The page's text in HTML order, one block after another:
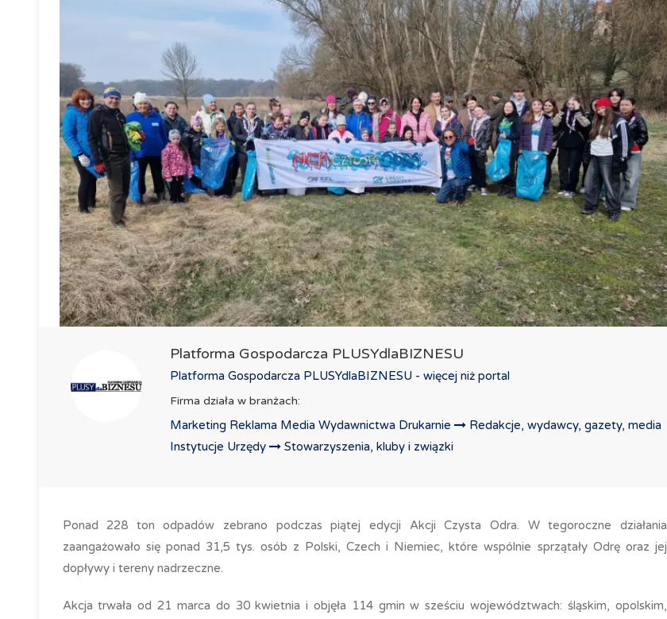
Platforma Gospodarcza PLUSYdlaBIZNESU
Platforma Gospodarcza PLUSYdlaBIZNESU - więcej niż portal
Firma działa w branżach:
Marketing Reklama Media Wydawnictwa Drukarnie
Redakcje, wydawcy, gazety, media
Instytucje Urzędy
Stowarzyszenia, kluby i związki
Ponad 228 ton odpadów zebrano podczas piątej edycji Akcji Czysta Odra. W tegoroczne działania
zaangażowało się ponad 31,5 tys. osób z Polski, Czech i Niemiec, które wspólnie sprzątały Odrę oraz jej
dopływy i tereny nadrzeczne.
Akcja trwała od 21 marca do 30 kwietnia i objęła 114 gmin w sześciu województwach: śląskim, opolskim,